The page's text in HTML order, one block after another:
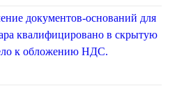
документов-оснований для
квалифицировано в скрытую
к обложению НДС.